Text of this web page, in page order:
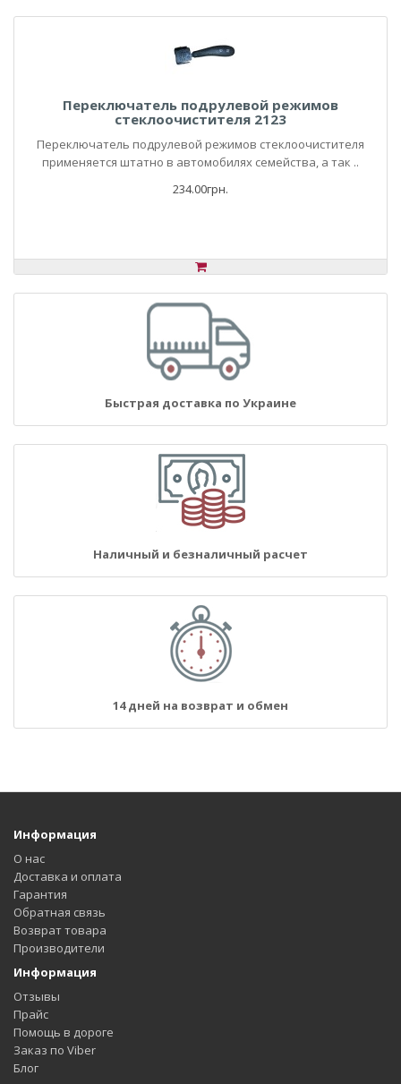
Переключатель подрулевой режимов
стеклоочистителя 2123
Переключатель подрулевой режимов стеклоочистителя
применяется штатно в автомобилях семейства, а так ..
234.00грн.
Быстрая доставка по Украине
Наличный и безналичный расчет
14 дней на возврат и обмен
Информация
О нас
Доставка и оплата
Гарантия
Обратная связь
Возврат товара
Производители
Информация
Отзывы
Прайс
Помощь в дороге
Заказ по Viber
Блог